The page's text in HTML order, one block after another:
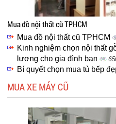
Mua đồ nội thất cũ TPHCM
Mua đồ nội thất cũ TPHCM
Kinh nghiệm chọn nội thất
lượng cho gia đình bạn
Bí quyết chọn mua tủ bếp
MUA XE MÁY CŨ